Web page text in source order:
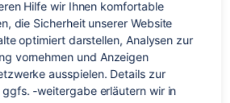
Jahren zu seinem Stellvertreter.
durch fast all Provinzen Chinas und
bei seinen Reisen erlebte.
Polo nicht durch seine Reisen an
Hilfe wir Ihnen komfortable
die Sicherheit unserer Website
optimiert darstellen, Analysen zur
vornehmen und Anzeigen
ausspielen. Details zur
-weitergabe erläutern wir in